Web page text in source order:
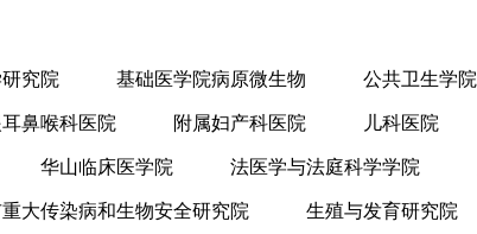
究院 基础医学院病原微生物 公共卫生学院
鼻喉科医院 附属妇产科医院 儿科医院
华山临床医学院 法医学与法庭科学学院
重大传染病和生物安全研究院 生殖与发育研究院